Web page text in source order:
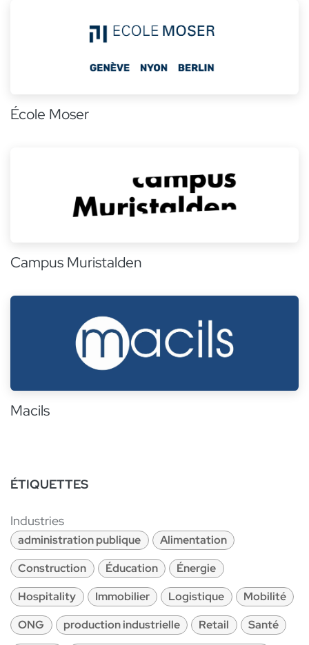
École Moser
Campus Muristalden
Macils
ÉTIQUETTES
Industries
administration publique
Alimentation
Construction
Éducation
Énergie
Hospitality
Immobilier Logistique
Mobilité
ONG
production industrielle Retail
Santé